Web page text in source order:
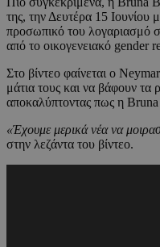
της, την Δευτέρα 15 Ιουνίου
προσωπικό του λογαριασμό
από το οικογενειακό gender
Στο βίντεο φαίνεται ο
μάτια τους και να βάφουν τα
αποκαλύπτοντας πως η Bruna
«Έχουμε μερικά νέα να
στην λεζάντα του βίντεο.